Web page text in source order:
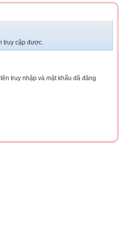
truy cập được.
truy nhập và mật khẩu đã đăng